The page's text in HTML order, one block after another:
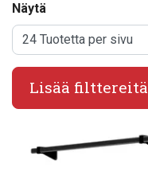
Näytä
Lisää filttereitä